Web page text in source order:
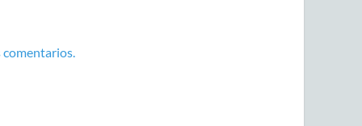
comentarios.